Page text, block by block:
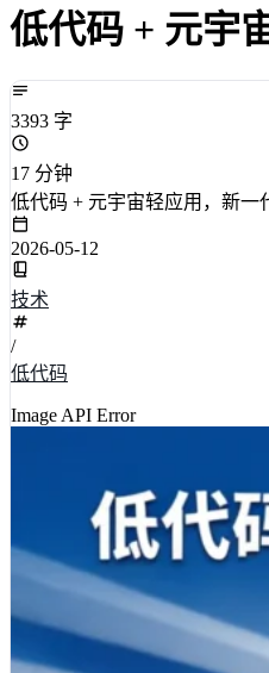
低代码 + 元宇
3393 字
17 分钟
低代码 + 元宇宙轻应用，新一
2026-05-12
技术
/
低代码
Image API Error